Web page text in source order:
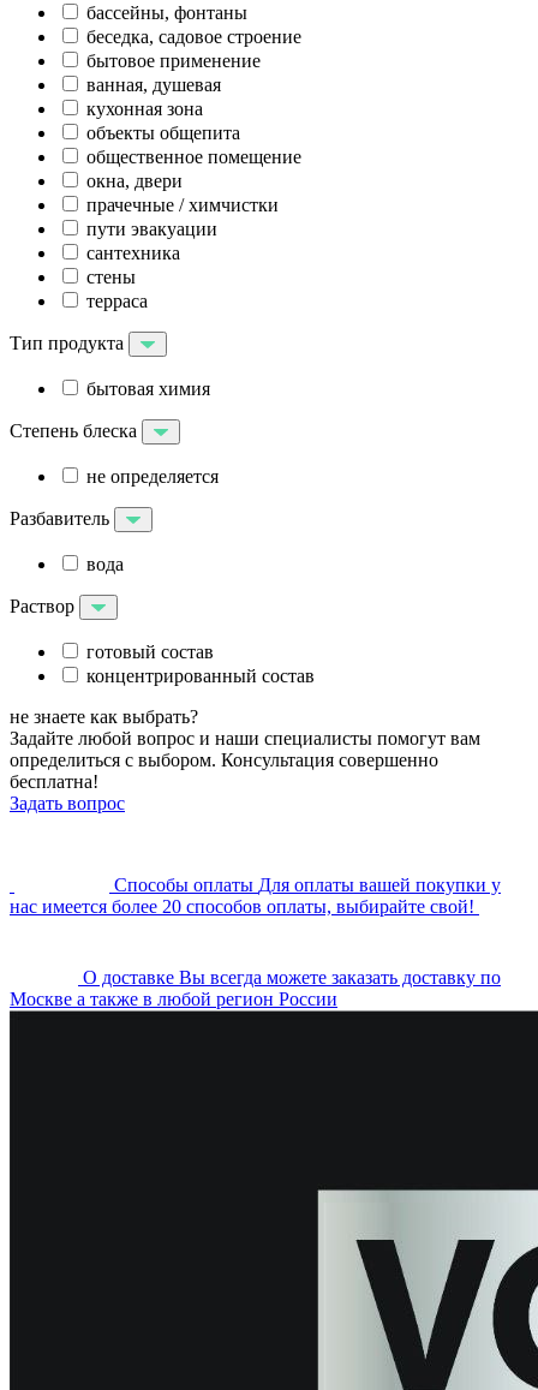
бассейны, фонтаны
беседка, садовое строение
бытовое применение
ванная, душевая
кухонная зона
объекты общепита
общественное помещение
окна, двери
прачечные / химчистки
пути эвакуации
сантехника
стены
терраса
Тип продукта
бытовая химия
Степень блеска
не определяется
Разбавитель
вода
Раствор
готовый состав
концентрированный состав
не знаете как выбрать?
Задайте любой вопрос и наши специалисты помогут вам
определиться с выбором. Консультация совершенно
бесплатна!
Задать вопрос
Cпособы оплаты Для оплаты вашей покупки у
нас имеется более 20 способов оплаты, выбирайте свой!
О доставке Вы всегда можете заказать доставку по
Москве а также в любой регион России